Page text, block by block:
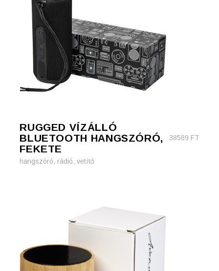
RUGGED VÍZÁLLÓ
BLUETOOTH HANGSZÓRÓ,
FEKETE
38589 FT
hangszóró, rádió, vetítő